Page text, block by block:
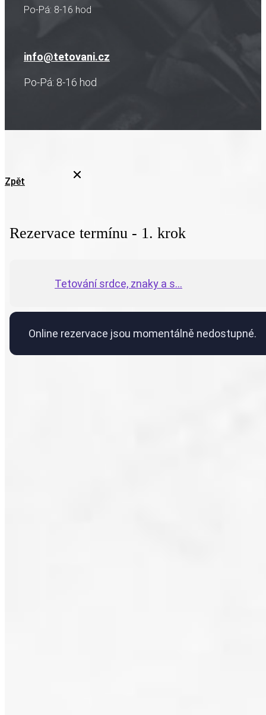
Po-Pá: 8-16 hod
info@tetovani.cz
Po-Pá: 8-16 hod
Zpět
Rezervace termínu - 1. krok
Tetování srdce, znaky a s...
Online rezervace jsou momentálně nedostupné.